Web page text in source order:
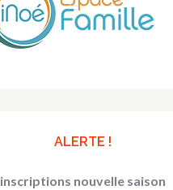
ALERTE !
inscriptions nouvelle saison